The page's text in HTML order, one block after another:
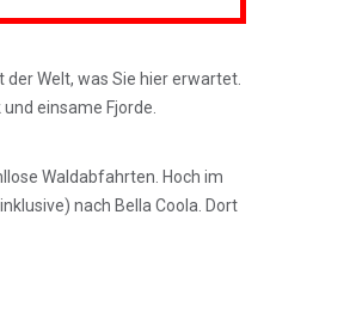
Welt, was Sie hier erwartet.
einsame Fjorde.
Waldabfahrten. Hoch im
nach Bella Coola. Dort